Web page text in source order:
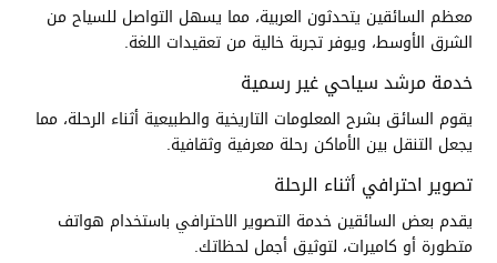
معظم السائقين يتحدثون العربية، مما يسهل التواصل للسياح من
الشرق الأوسط، ويوفر تجربة خالية من تعقيدات اللغة.
خدمة مرشد سياحي غير رسمية
يقوم السائق بشرح المعلومات التاريخية والطبيعية أثناء الرحلة، مما
يجعل التنقل بين الأماكن رحلة معرفية وثقافية.
تصوير احترافي أثناء الرحلة
يقدم بعض السائقين خدمة التصوير الاحترافي باستخدام هواتف
متطورة أو كاميرات، لتوثيق أجمل لحظاتك.